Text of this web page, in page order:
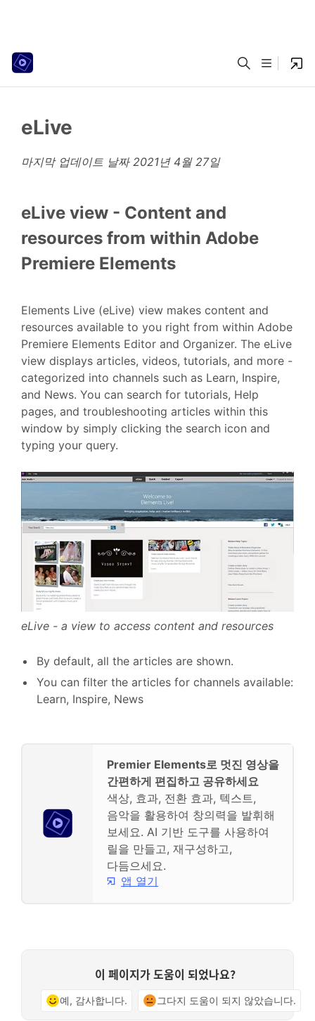
eLive
마지막 업데이트 날짜 2021년 4월 27일
eLive view - Content and
resources from within Adobe
Premiere Elements
Elements Live (eLive) view makes content and
resources available to you right from within Adobe
Premiere Elements Editor and Organizer. The eLive
view displays articles, videos, tutorials, and more -
categorized into channels such as Learn, Inspire,
and News. You can search for tutorials, Help
pages, and troubleshooting articles within this
window by simply clicking the search icon and
typing your query.
eLive - a view to access content and resources
By default, all the articles are shown.
You can filter the articles for channels available:
Learn, Inspire, News
Premier Elements로 멋진 영상을
간편하게 편집하고 공유하세요
색상, 효과, 전환 효과, 텍스트,
음악을 활용하여 창의력을 발휘해
보세요. AI 기반 도구를 사용하여
릴을 만들고, 재구성하고,
다듬으세요.
앱 열기
이 페이지가 도움이 되었나요?
예, 감사합니다. 그다지 도움이 되지 않았습니다.